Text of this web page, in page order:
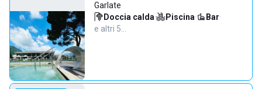
Garlate
Doccia calda· Piscina· Bar·
e altri 5…